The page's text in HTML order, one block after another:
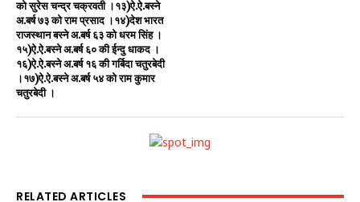
को सुरेस चन्द्र चक्रवती ।१३)ऐ.ऐ.बस्ने
अ.बर्ष ७३ को राम प्रसाद ।१४)देश भारत
राजस्थान बस्ने अ.बर्ष ६३ को धरम सिंह ।
१५)ऐ.ऐ.बस्ने अ.बर्ष ६० की ईन्दु धाकद ।
१६)ऐ.ऐ.बस्ने अ.बर्ष १६ की गर्बिदा चतुरबेदी
।१७)ऐ.ऐ.बस्ने अ.बर्ष ५४ को राम कुमार
चतुरबेदी ।
RELATED ARTICLES